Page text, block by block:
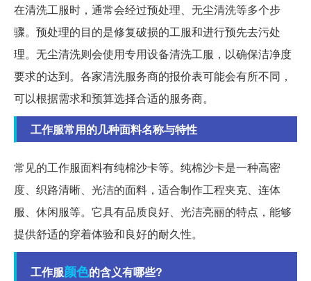
在清洗工服时，通常会经过预处理、无尘清洗等多个步
骤。预处理的目的是修复破损的工服和进行预先去污处
理。无尘清洗则会使用专用设备清洗工服，以确保洁净度
要求的达到。各家清洗服务商的报价表可能会有所不同，
可以根据需求和预算选择合适的服务商。
工作服常用的几种面料名称与特性
常见的工作服面料有纯棉沙卡等。纯棉沙卡是一种高密
度、织路清晰、光洁的面料，适合制作工程夹克、连体
服、休闲服等。它具有品质良好、光洁亮丽的特点，能够
提供舒适的穿着体验和良好的耐久性。
工作服颜色的含义有哪些?